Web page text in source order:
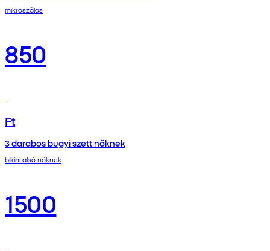
mikroszálas
850
Ft
3 darabos bugyi szett nőknek
bikini alsó nőknek
1500